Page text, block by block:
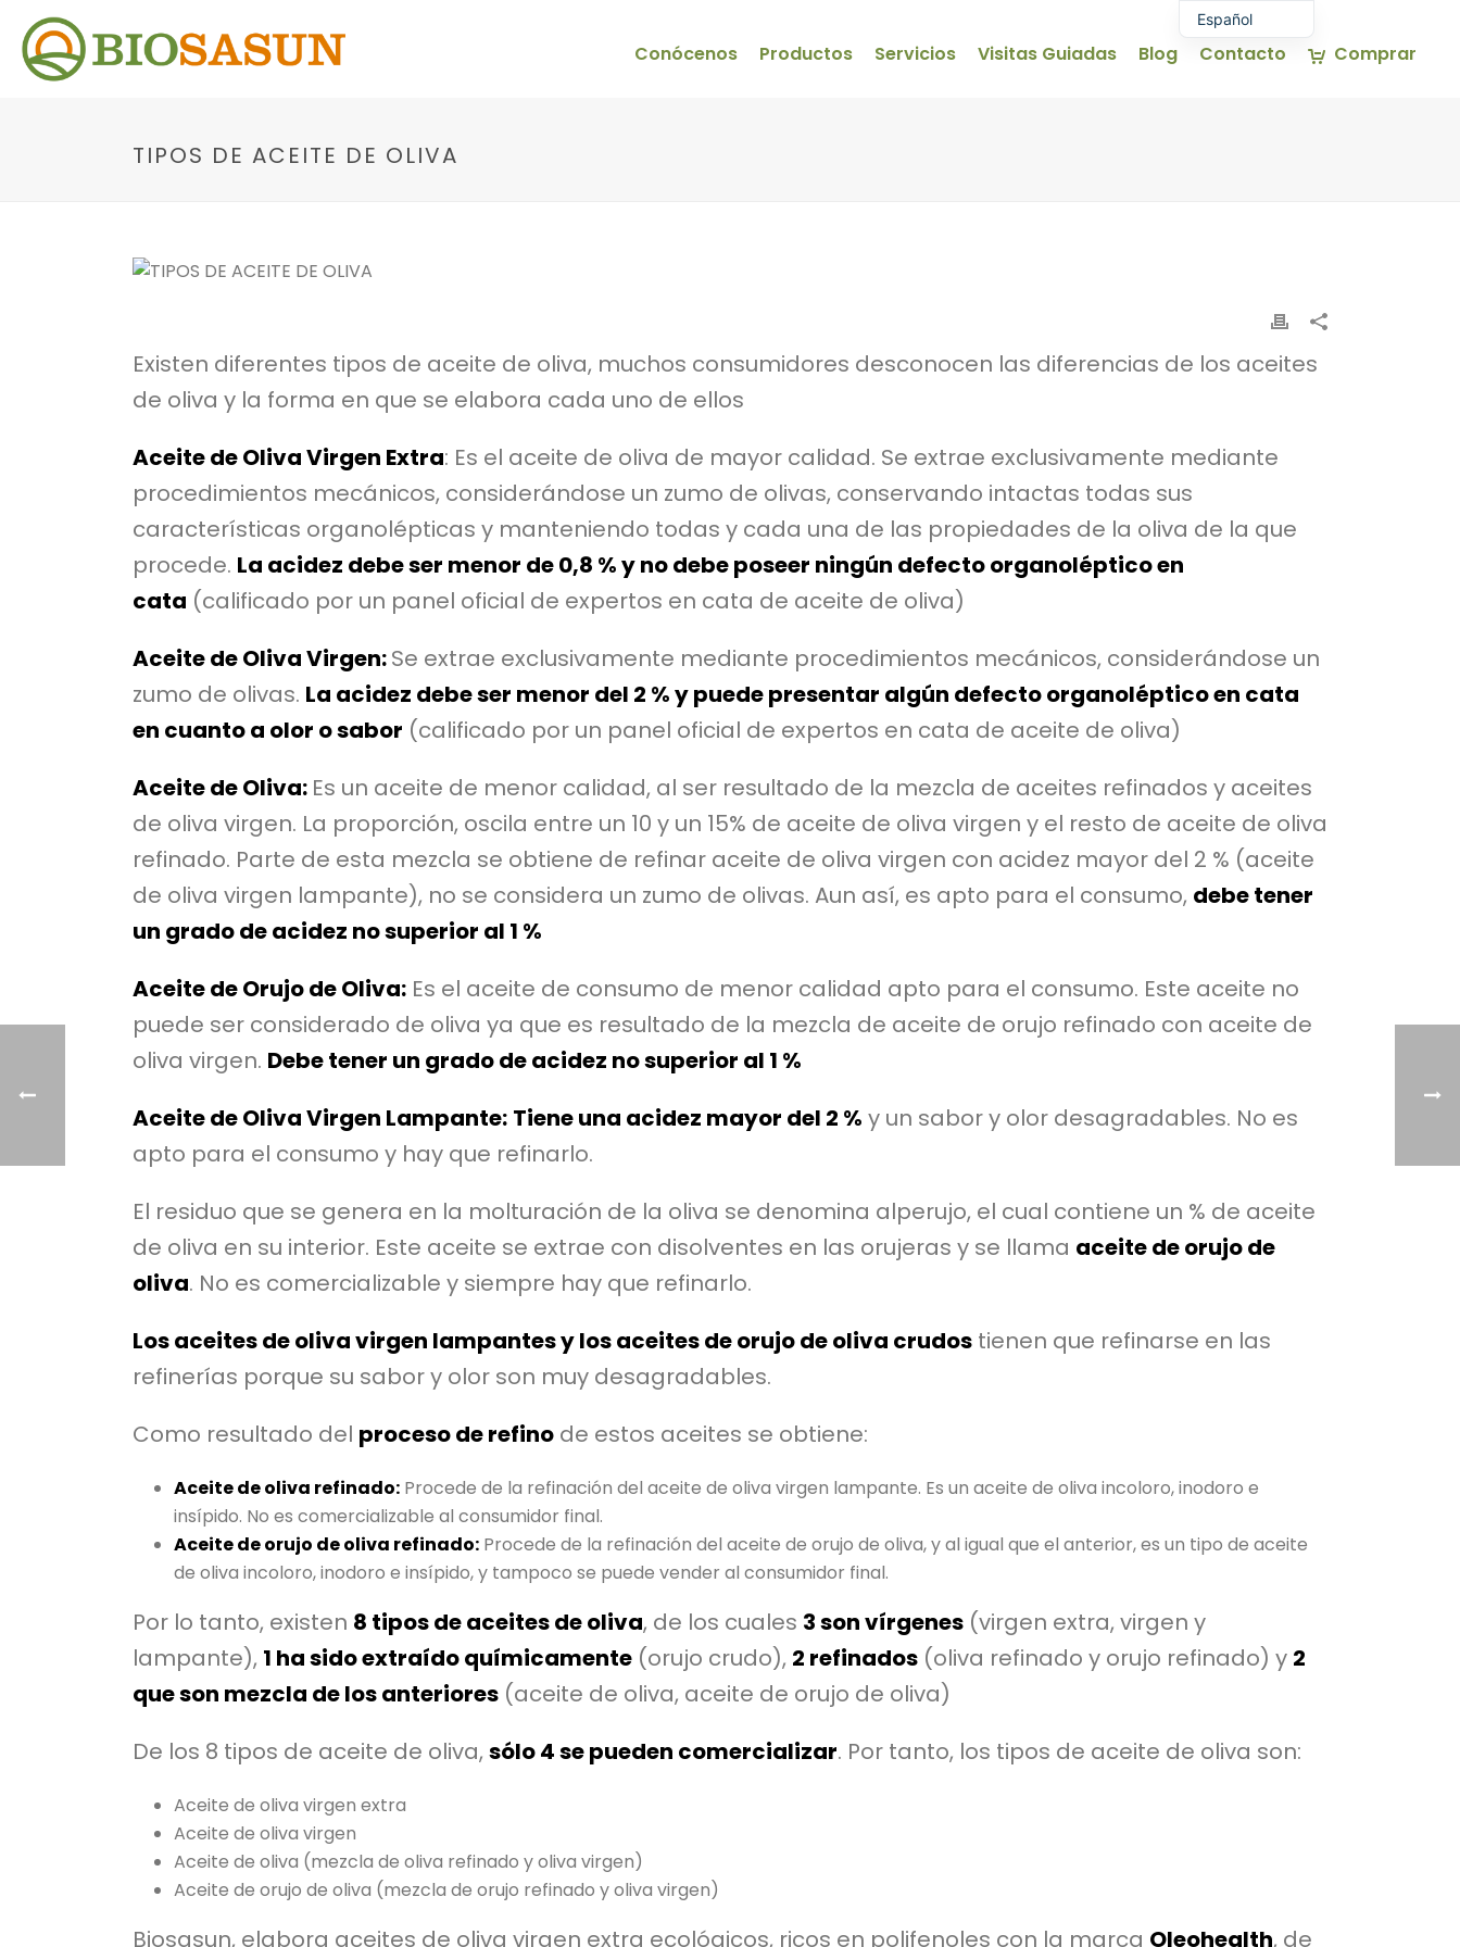
Conócenos Productos Servicios Visitas Guiadas Blog Contacto Comprar
TIPOS DE ACEITE DE OLIVA
Existen diferentes tipos de aceite de oliva, muchos consumidores desconocen las diferencias de los aceites
de oliva y la forma en que se elabora cada uno de ellos
Aceite de Oliva Virgen Extra: Es el aceite de oliva de mayor calidad. Se extrae exclusivamente mediante
procedimientos mecánicos, considerándose un zumo de olivas, conservando intactas todas sus
características organolépticas y manteniendo todas y cada una de las propiedades de la oliva de la que
procede. La acidez debe ser menor de 0,8 % y no debe poseer ningún defecto organoléptico en
cata (calificado por un panel oficial de expertos en cata de aceite de oliva)
Aceite de Oliva Virgen:Se extrae exclusivamente mediante procedimientos mecánicos, considerándose un
zumo de olivas. La acidez debe ser menor del 2 % y puede presentar algún defecto organoléptico en cata
en cuanto a olor o sabor (calificado por un panel oficial de expertos en cata de aceite de oliva)
Aceite de Oliva: Es un aceite de menor calidad, al ser resultado de la mezcla de aceites refinados y aceites
de oliva virgen. La proporción, oscila entre un 10 y un 15% de aceite de oliva virgen y el resto de aceite de oliva
refinado. Parte de esta mezcla se obtiene de refinar aceite de oliva virgen con acidez mayor del 2 % (aceite
de oliva virgen lampante), no se considera un zumo de olivas. Aun así, es apto para el consumo, debe tener
un grado de acidez no superior al 1 %
Aceite de Orujo de Oliva: Es el aceite de consumo de menor calidad apto para el consumo. Este aceite no
puede ser considerado de oliva ya que es resultado de la mezcla de aceite de orujo refinado con aceite de
oliva virgen. Debe tener un grado de acidez no superior al 1 %
Aceite de Oliva Virgen Lampante: Tiene una acidez mayor del 2 % y un sabor y olor desagradables. No es
apto para el consumo y hay que refinarlo.
El residuo que se genera en la molturación de la oliva se denomina alperujo, el cual contiene un % de aceite
de oliva en su interior. Este aceite se extrae con disolventes en las orujeras y se llama aceite de orujo de
oliva. No es comercializable y siempre hay que refinarlo.
Los aceites de oliva virgen lampantes y los aceites de orujo de oliva crudos tienen que refinarse en las
refinerías porque su sabor y olor son muy desagradables.
Como resultado del proceso de refino de estos aceites se obtiene:
Aceite de oliva refinado:Procede de la refinación del aceite de oliva virgen lampante. Es un aceite de oliva incoloro, inodoro e
insípido. No es comercializable al consumidor final.
Aceite de orujo de oliva refinado:Procede de la refinación del aceite de orujo de oliva, y al igual que el anterior, es un tipo de aceite
de oliva incoloro, inodoro e insípido, y tampoco se puede vender al consumidor final.
Por lo tanto, existen 8 tipos de aceites de oliva, de los cuales 3 son vírgenes (virgen extra, virgen y
lampante), 1 ha sido extraído químicamente (orujo crudo), 2 refinados (oliva refinado y orujo refinado) y 2
que son mezcla de los anteriores (aceite de oliva, aceite de orujo de oliva)
De los 8 tipos de aceite de oliva, sólo 4 se pueden comercializar. Por tanto, los tipos de aceite de oliva son:
Aceite de oliva virgen extra
Aceite de oliva virgen
Aceite de oliva (mezcla de oliva refinado y oliva virgen)
Aceite de orujo de oliva (mezcla de orujo refinado y oliva virgen)
Biosasun, elabora aceites de oliva virgen extra ecológicos, ricos en polifenoles con la marca Oleohealth, de
Español
Euskara